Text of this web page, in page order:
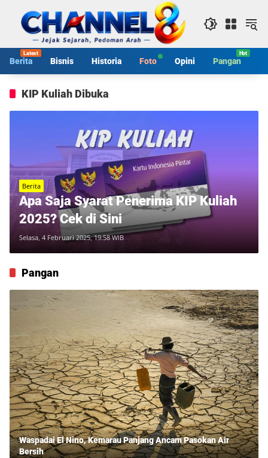
konten
Berita Bisnis Historia Foto Opini Pangan
KIP Kuliah Dibuka
Berita
Apa Saja Syarat Penerima KIP Kuliah
2025? Cek di Sini
Selasa, 4 Februari 2025, 19:58 WIB
Pangan
Waspadai El Nino, Kemarau Panjang Ancam Pasokan Air
Bersih